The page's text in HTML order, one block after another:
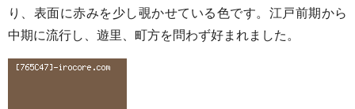
り、表面に赤みを少し覗かせている色です。江戸前期から
中期に流行し、遊里、町方を問わず好まれました。